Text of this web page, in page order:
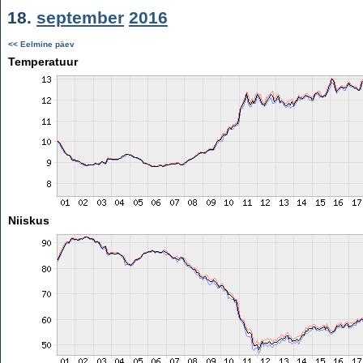
18. september 2016
<< Eelmine päev
Temperatuur
Niiskus